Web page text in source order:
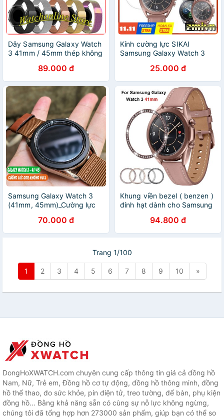
Dây Samsung Galaxy Watch
3 41mm / 45mm thép không
nam châm89.000 đ
Kính cường lực SIKAI
Samsung Galaxy Watch 3
25.000 đ
Samsung Galaxy Watch 3
(41mm, 45mm)_Cường lực
70.000 đ
Khung viền bezel ( benzen )
đính hạt dành cho Samsung
94.800 đ
Trang 1/100
1 2 3 4 5 6 7 8 9 10 »
DongHoXWATCH.com chuyên cung cấp thông tin giá cả đồng hồ
Nam, Nữ, Trẻ em, Đồng hồ cơ tự động, đồng hồ thông minh, đồng
hồ thể thao, đo sức khỏe, pin điện tử, treo tường, để bàn, phụ kiện
đồng hồ... Bằng khả năng sẵn có cùng sự nỗ lực không ngừng,
chúng tôi đã tổng hợp hơn 273000 sản phẩm, giúp bạn có thể so